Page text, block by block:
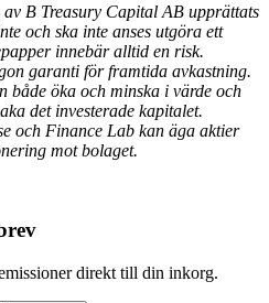
B Treasury Capital AB upprättats
och ska inte anses utgöra ett
innebär alltid en risk.
garanti för framtida avkastning.
både öka och minska i värde och
det investerade kapitalet.
och Finance Lab kan äga aktier
mot bolaget.
direkt till din inkorg.